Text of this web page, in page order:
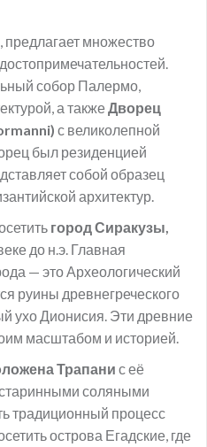
множество
собор Палермо,
а также Дворец
с великолепной
был резиденцией
собой образец
архитектур.
город Сиракузы,
до н.э. Главная
— это Археологический
руины древнегреческого
ухо Дионисия. Эти древние
масштабом и историей.
Трапани с её
соляными
традиционный процесс
острова Егадские, где